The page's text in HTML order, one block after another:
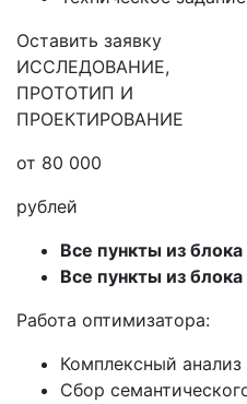
Оставить заявку
ИССЛЕДОВАНИЕ,
ПРОТОТИП И
ПРОЕКТИРОВАНИЕ
от 80 000
рублей
Все пункты из
Все пункты из
Работа оптимизатора:
Комплексный
Сбор